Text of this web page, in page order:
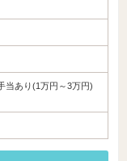
あり(1万円～3万円)